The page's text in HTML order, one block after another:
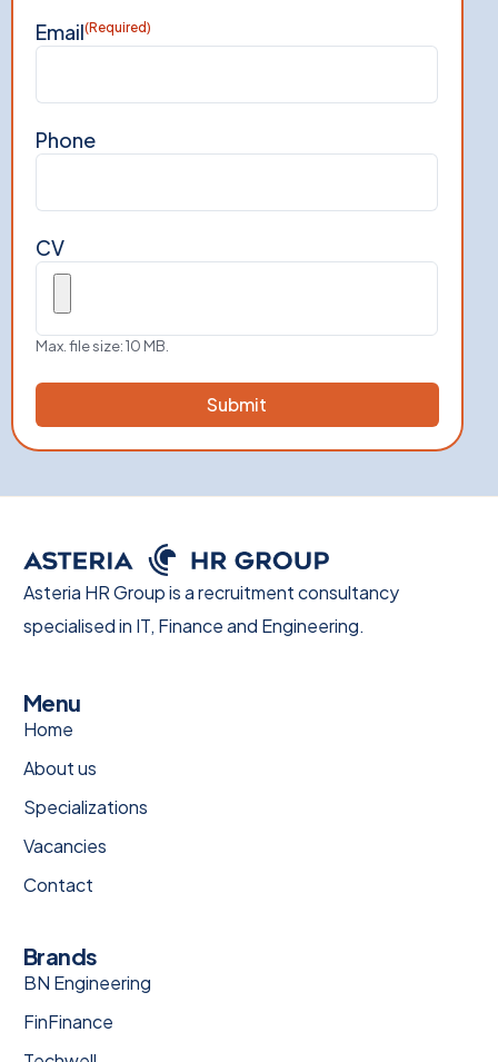
Email(Required)
Phone
CV
Max. file size: 10 MB.
Asteria HR Group is a recruitment consultancy
specialised in IT, Finance and Engineering.
Menu
Home
About us
Specializations
Vacancies
Contact
Brands
BN Engineering
FinFinance